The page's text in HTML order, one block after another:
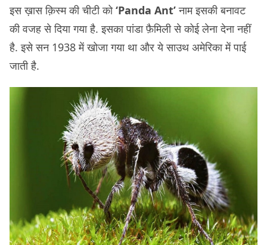
इस ख़ास क़िस्म की चीटी को‘Panda Ant’नाम इसकी बनावट
की वजह से दिया गया है. इसका पांडा फ़ैमिली से कोई लेना देना नहीं
है. इसे सन 1938 में खोजा गया था और ये साउथ अमेरिका में पाई
जाती है.